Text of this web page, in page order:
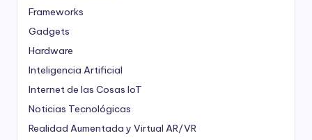
Frameworks
Gadgets
Hardware
Inteligencia Artificial
Internet de las Cosas IoT
Noticias Tecnológicas
Realidad Aumentada y Virtual AR/VR